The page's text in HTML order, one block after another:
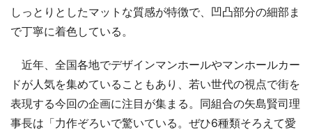
しっとりとしたマットな質感が特徴で、凹凸部分の細部ま
で丁寧に着色している。
近年、全国各地でデザインマンホールやマンホールカー
ドが人気を集めていることもあり、若い世代の視点で街を
表現する今回の企画に注目が集まる。同組合の矢島賢司理
事長は「力作ぞろいで驚いている。ぜひ6種類そろえて愛